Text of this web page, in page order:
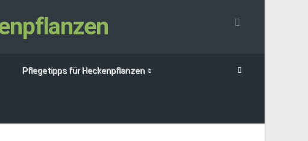
Pflegetipps für Heckenpflanzen